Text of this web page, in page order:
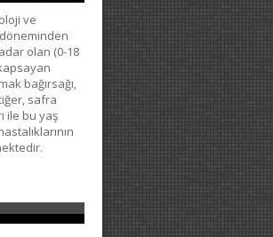
ve
olan (0-18
bağırsağı,
safra
ile bu yaş